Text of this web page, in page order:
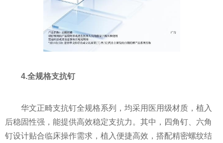
4.全规格支抗钉
华文正畸支抗钉全规格系列，均采用医用级材质，植入
后稳固性强，能提供高效稳定支抗力。其中，四角钉、六角
钉设计贴合临床操作需求，植入便捷高效，搭配精密螺纹结